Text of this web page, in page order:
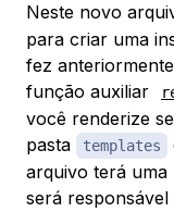
Neste novo
para criar uma
fez
função auxiliar
você renderize
pasta
templates
arquivo terá uma
será